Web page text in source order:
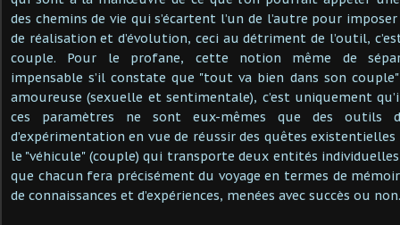
des chemins de vie qui s’écartent l’un de l’autre pour
de réalisation et d’évolution, ceci au détriment de l’outil,
couple. Pour le profane, cette notion même de
impensable s’il constate que "tout va bien dans son
amoureuse (sexuelle et sentimentale), c’est uniquement
ces paramètres ne sont eux-mêmes que des outils
d’expérimentation en vue de réussir des quêtes
le "véhicule" (couple) qui transporte deux entités individuelles
que chacun fera précisément du voyage en termes de
de connaissances et d’expériences, menées avec succès ou